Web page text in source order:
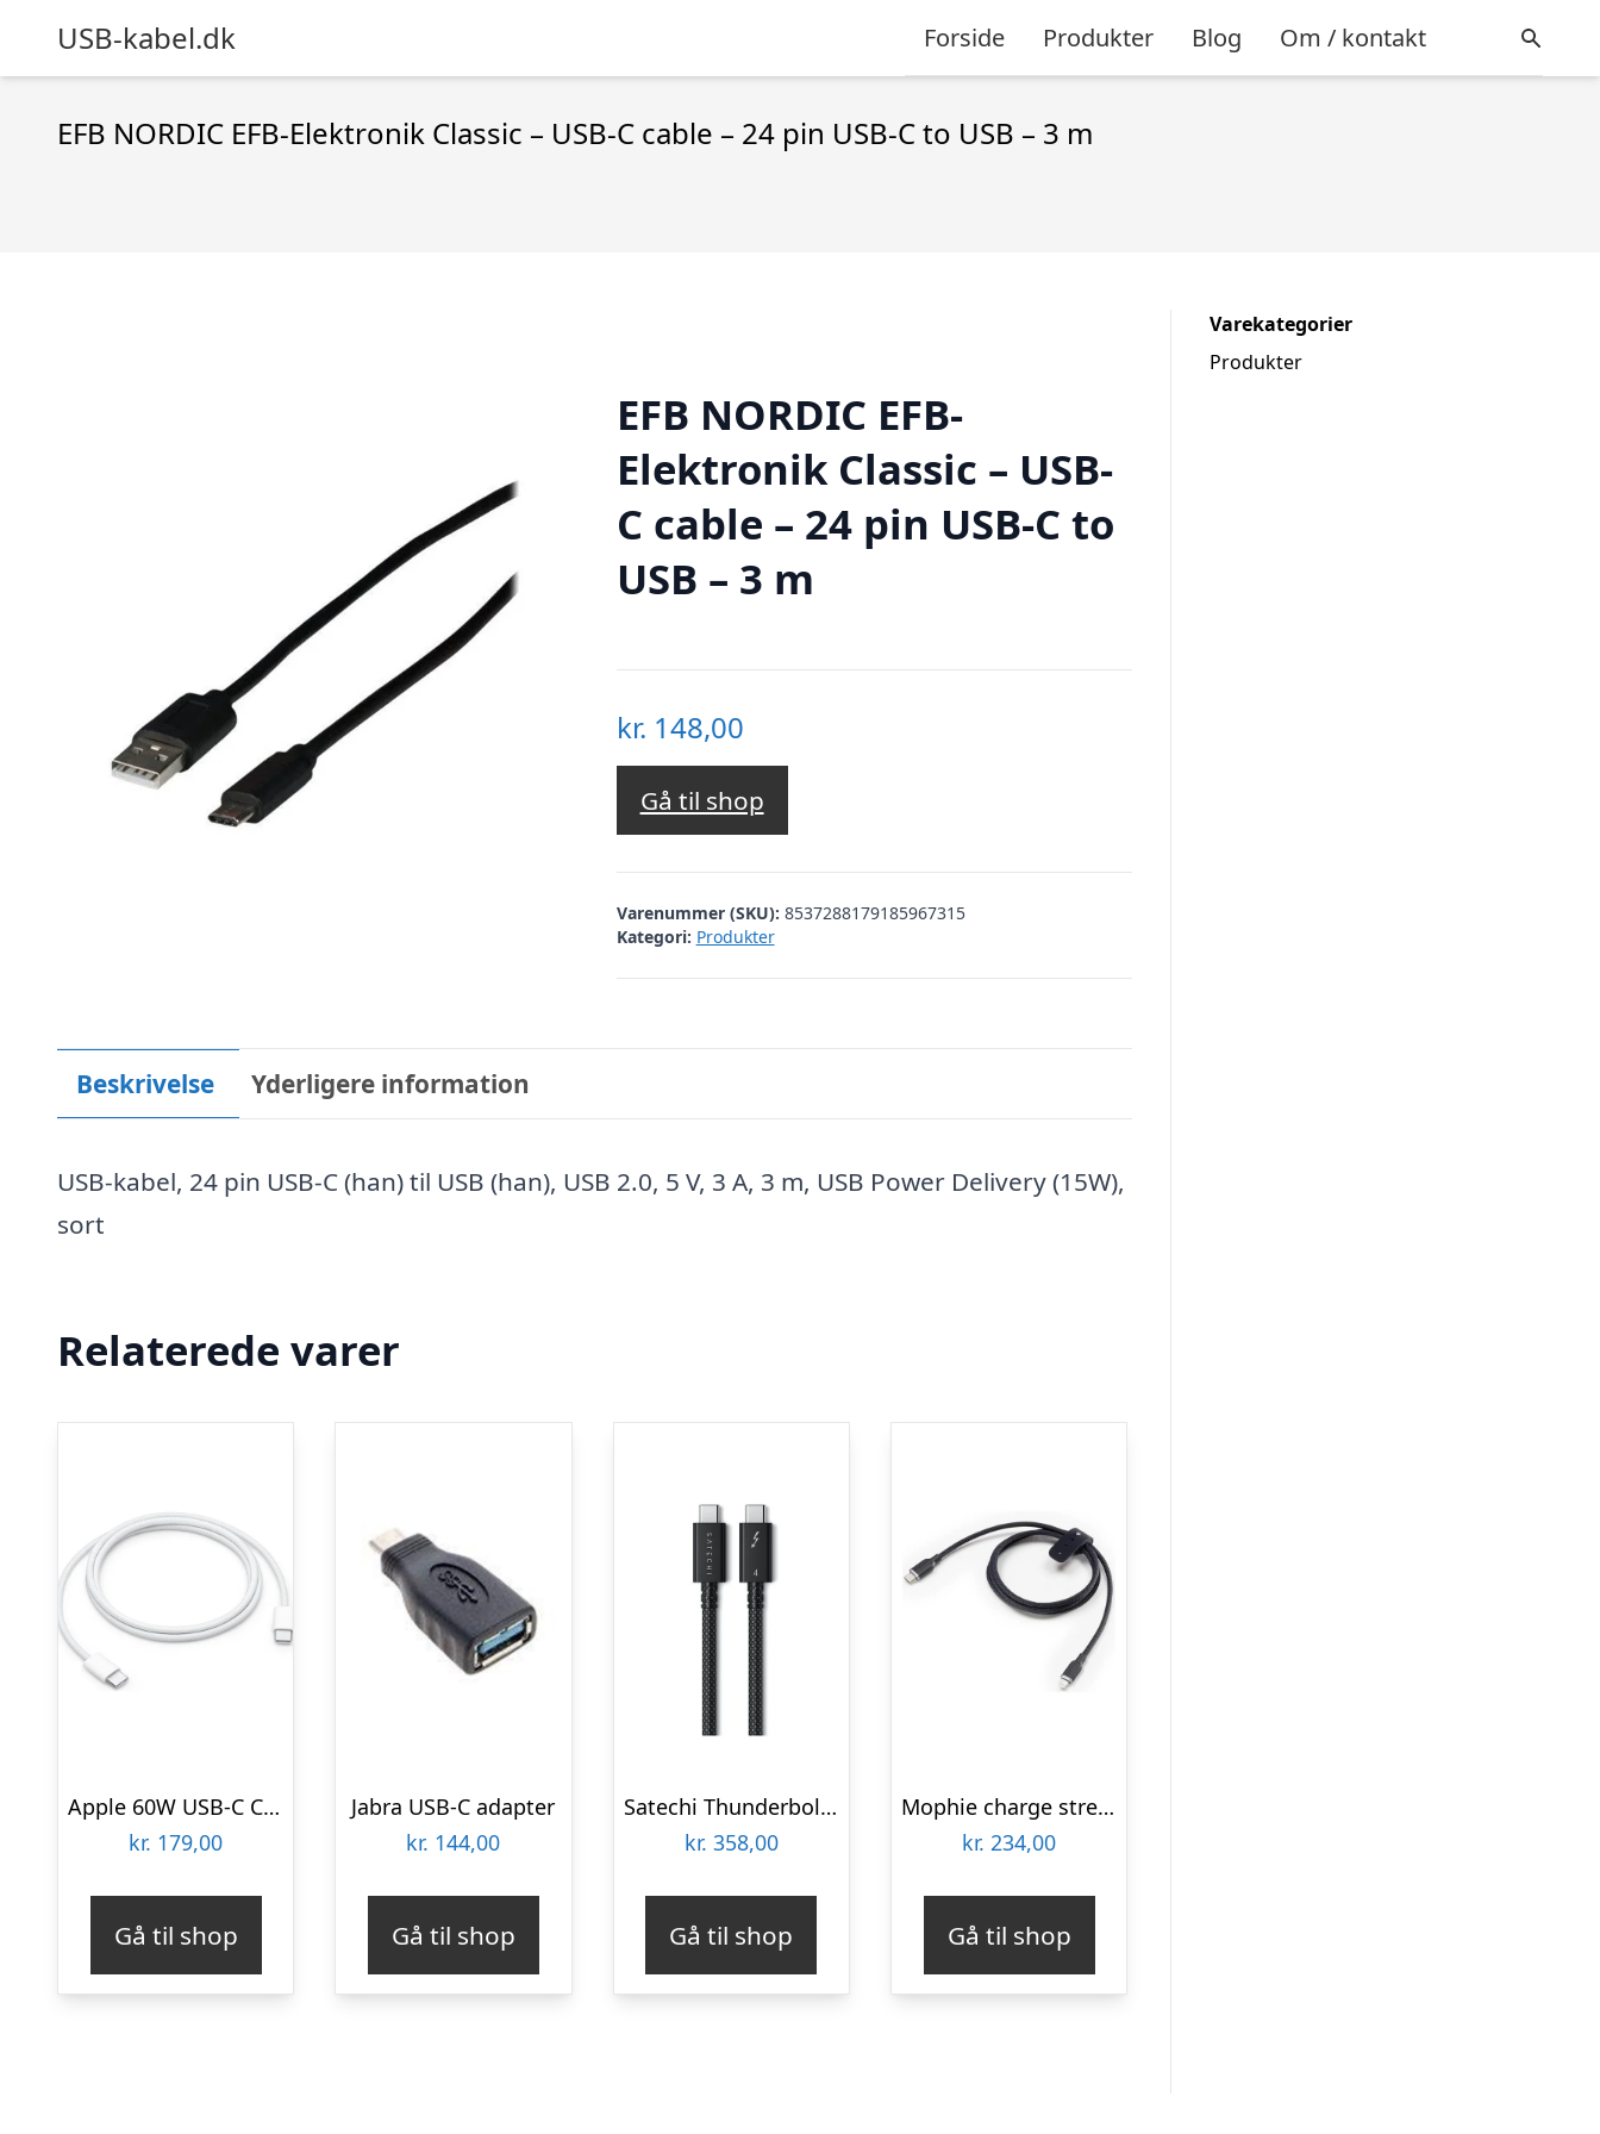
USB-kabel.dk Forside Produkter Blog Om / kontakt
EFB NORDIC EFB-Elektronik Classic – USB-C cable – 24 pin USB-C to USB – 3 m
EFB NORDIC EFB-
Elektronik Classic – USB-
C cable – 24 pin USB-C to
USB – 3 m
kr. 148,00
Gå til shop
Varenummer (SKU): 8537288179185967315
Kategori: Produkter
Beskrivelse Yderligere information
USB-kabel, 24 pin USB-C (han) til USB (han), USB 2.0, 5 V, 3 A, 3 m, USB Power Delivery (15W),
sort
Relaterede varer
Apple 60W USB-C Charge Cable (1m)
kr. 179,00
Gå til shop
Jabra USB-C adapter
kr. 144,00
Gå til shop
Satechi Thunderbolt 4 Pro Cable – 1 m
kr. 358,00
Gå til shop
Mophie charge stream Lightning cable – 3 m
kr. 234,00
Gå til shop
Varekategorier
Produkter